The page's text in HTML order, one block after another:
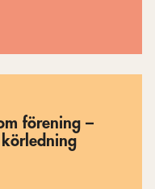
förening –